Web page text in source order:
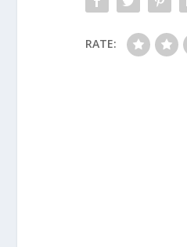
RATE: